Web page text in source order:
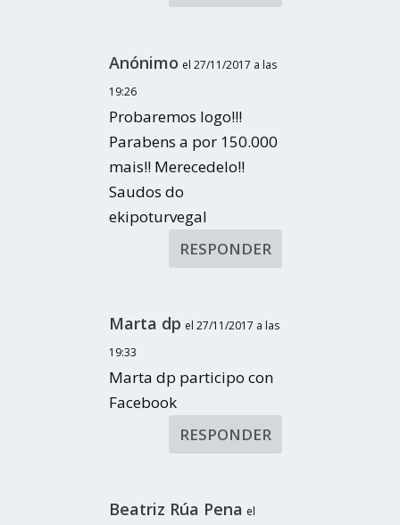
Anónimo el 27/11/2017 a las
19:26
Probaremos logo!!!
Parabens a por 150.000
mais!! Merecedelo!!
Saudos do
ekipoturvegal
RESPONDER
Marta dp el 27/11/2017 a las
19:33
Marta dp participo con
Facebook
RESPONDER
Beatriz Rúa Pena el